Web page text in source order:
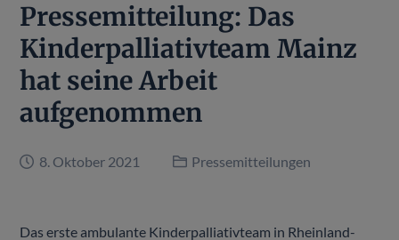
Pressemitteilung: Das
Kinderpalliativteam Mainz
hat seine Arbeit
aufgenommen
8. Oktober 2021 Pressemitteilungen
Das erste ambulante Kinderpalliativteam in Rheinland-